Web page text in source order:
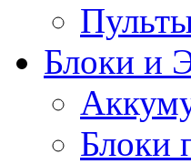
Блоки и
Блоки